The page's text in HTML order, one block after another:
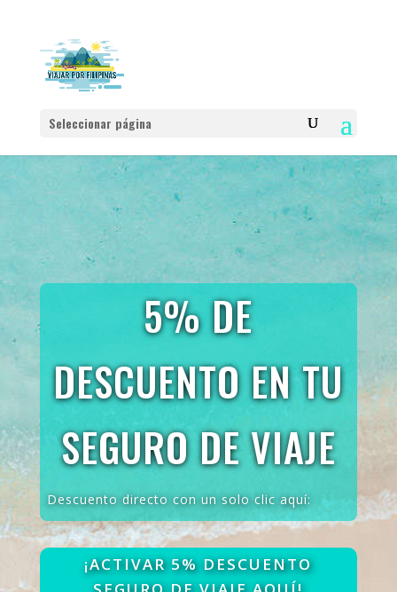
Seleccionar página
5% DE
DESCUENTO EN TU
SEGURO DE VIAJE
Descuento directo con un solo clic aquí:
¡ACTIVAR 5% DESCUENTO